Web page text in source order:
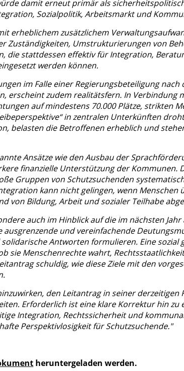
damit erneut primär als
Sozialpolitik, Arbeitsmarkt und
erheblichem zusätzlichem
Zuständigkeiten, Umstrukturierungen von
die stattdessen effektiv für Integration,
werden können.
im Falle einer Regierungsbeteiligung nach
erscheint zudem realitätsfern. In Verbindung
auf mindestens 70.000 Plätze, strikten
in zentralen Unterkünften
belasten die Betroffenen erheblich und
Ansätze wie den Ausbau der
finanzielle Unterstützung der Kommunen.
Gruppen von Schutzsuchenden
kann nicht gelingen, wenn Menschen
von Bildung, Arbeit und sozialer Teilhabe
auch im Hinblick auf die im nächsten
und vereinfachende
Antworten formulieren. Eine sozial
sie Menschenrechte wahrt,
schuldig, wie diese Ziele mit den
den Leitantrag in seiner derzeitigen
Erforderlich ist eine klare Korrektur hin zu
Integration, Rechtssicherheit und
Perspektivlosigkeit für Schutzsuchende."
heruntergeladen werden.